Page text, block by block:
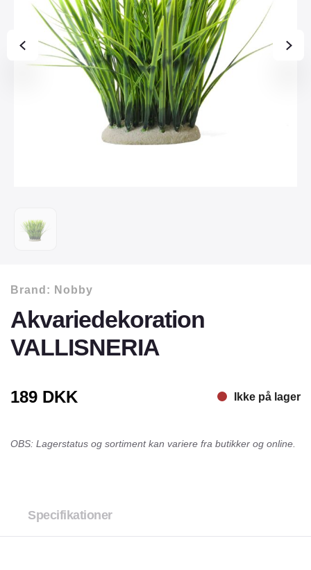
Brand: Nobby
Akvariedekoration
VALLISNERIA
189 DKK Ikke på lager
OBS: Lagerstatus og sortiment kan variere fra butikker og online.
Specifikationer